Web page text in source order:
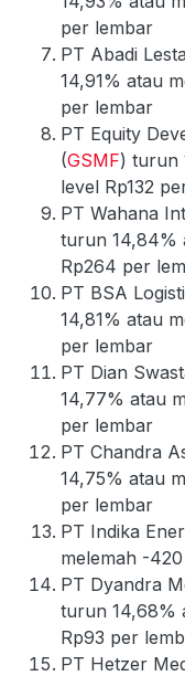
per lembar
PT Abadi
14,91% atau
per lembar
PT Equity
(GSMF) turun
level Rp132
PT Wahana
turun 14,84%
Rp264 per
PT BSA
14,81% atau
per lembar
PT Dian
14,77% atau
per lembar
PT Chandra
14,75% atau
per lembar
PT Indika
melemah -
PT Dyandra
turun 14,68%
Rp93 per
PT Hetzer